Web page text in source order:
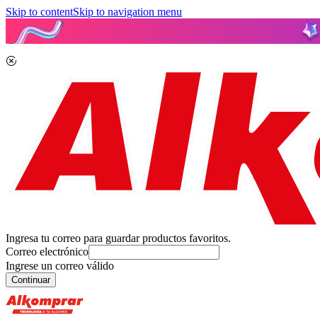
Skip to contentSkip to navigation menu
Ingresa tu correo para guardar productos favoritos.
Correo electrónico
Ingrese un correo válido
Continuar